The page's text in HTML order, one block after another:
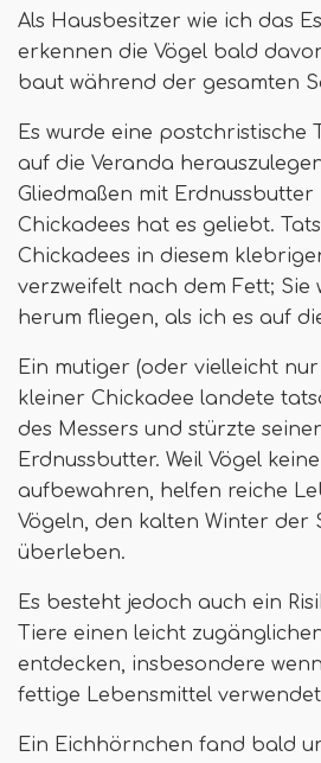
Als Hausbesitzer wie ich das
erkennen die Vögel bald
baut während der gesamten
Es wurde eine postchristische
auf die Veranda
Gliedmaßen mit Erdnussbutter
Chickadees hat es geliebt.
Chickadees in diesem
verzweifelt nach dem Fett; Sie
herum fliegen, als ich es auf
Ein mutiger (oder vielleicht
kleiner Chickadee landete
des Messers und stürzte
Erdnussbutter. Weil Vögel
aufbewahren, helfen reiche
Vögeln, den kalten Winter der
überleben.
Es besteht jedoch auch ein
Tiere einen leicht
entdecken, insbesondere
fettige Lebensmittel
Ein Eichhörnchen fand bald